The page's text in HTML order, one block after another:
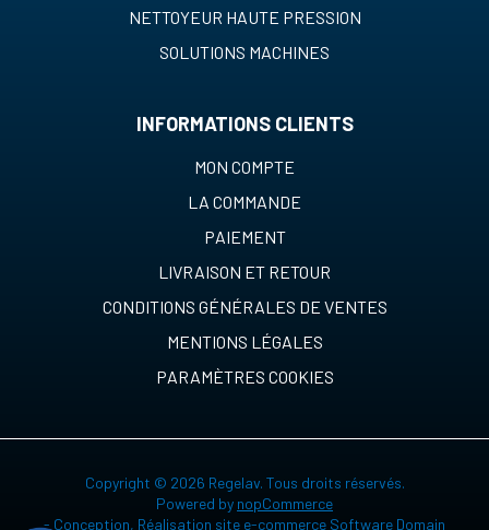
NETTOYEUR HAUTE PRESSION
SOLUTIONS MACHINES
INFORMATIONS CLIENTS
MON COMPTE
LA COMMANDE
PAIEMENT
LIVRAISON ET RETOUR
CONDITIONS GÉNÉRALES DE VENTES
MENTIONS LÉGALES
PARAMÈTRES COOKIES
Copyright © 2026 Regelav. Tous droits réservés.
Powered by nopCommerce
- Conception, Réalisation site e-commerce Software Domain